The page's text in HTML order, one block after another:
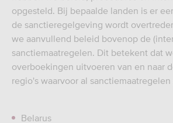
opgesteld. Bij bepaalde landen is er
de sanctieregelgeving wordt
we aanvullend beleid bovenop de
sanctiemaatregelen. Dit betekent dat
overboekingen uitvoeren van en naar
regio's waarvoor al
Belarus